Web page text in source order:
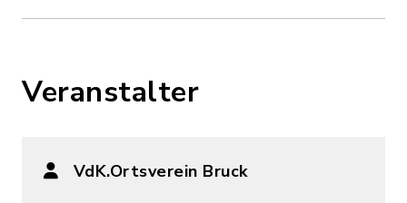
Veranstalter
VdK.Ortsverein Bruck